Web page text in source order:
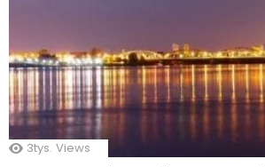
3tys. Views